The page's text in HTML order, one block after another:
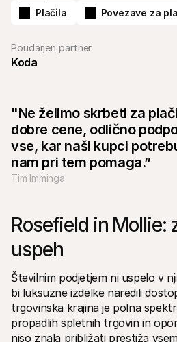
Portal za razvijalce
Odkrijte vire za razvijalce in
Knjižnice
Integrirajte Mollie z že pripravljenimi
Discord skupnost
Pridružite se naši skupnosti
O Mollie
O nas
Izvedite več o naši zgodbi in
vrednotah
Novice
Preberite najnovejše novice iz
Mollie
Kariera
Pridružite se nam - zaposlujemo!
Kontakt
Za kupce
Ugotovite, zakaj se Mollie pojavlja
"Ne želimo skrbeti za
dobre cene, odlično
vse, kar naši kupci
nam pri tem pomaga.”
Tim Imminga
Rosefield in Mollie:
uspeh
Številnim podjetjem ni uspelo v
bi luksuzne izdelke naredili
trgovinska krajina je polna
propadlih spletnih trgovin in
niso znala približati prestiža
Plačila
Povezave za
Poudarjen partner
Koda